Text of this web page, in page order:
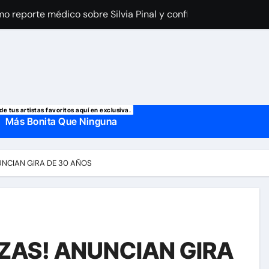
Laury Saavedra por Yailin La Más Viral? El cantante
la muerte de su primer esposo y su actual marido
tus artistas favoritos aquí en exclusiva.
Más Bonita Que Ninguna
GIRA DE 30 AÑOS
ANUNCIAN GIRA